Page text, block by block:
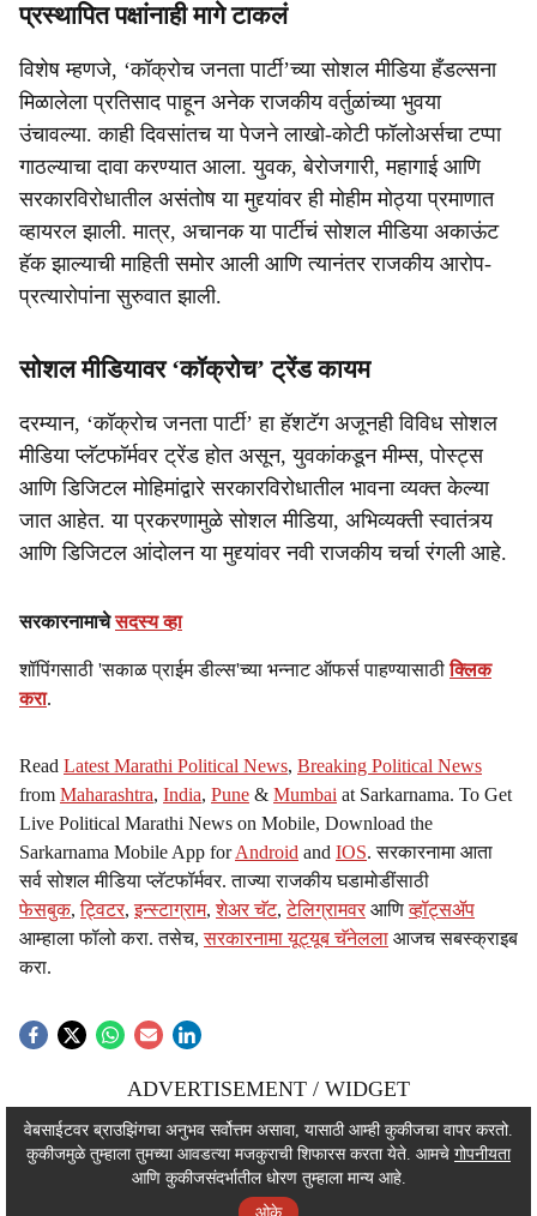
प्रस्थापित पक्षांनाही मागे टाकलं
विशेष म्हणजे, ‘कॉक्रोच जनता पार्टी’च्या सोशल मीडिया हँडल्सना
मिळालेला प्रतिसाद पाहून अनेक राजकीय वर्तुळांच्या भुवया
उंचावल्या. काही दिवसांतच या पेजने लाखो-कोटी फॉलोअर्सचा टप्पा
गाठल्याचा दावा करण्यात आला. युवक, बेरोजगारी, महागाई आणि
सरकारविरोधातील असंतोष या मुद्द्यांवर ही मोहीम मोठ्या प्रमाणात
व्हायरल झाली. मात्र, अचानक या पार्टीचं सोशल मीडिया अकाऊंट
हॅक झाल्याची माहिती समोर आली आणि त्यानंतर राजकीय आरोप-
प्रत्यारोपांना सुरुवात झाली.
सोशल मीडियावर ‘कॉक्रोच’ ट्रेंड कायम
दरम्यान, ‘कॉक्रोच जनता पार्टी’ हा हॅशटॅग अजूनही विविध सोशल
मीडिया प्लॅटफॉर्मवर ट्रेंड होत असून, युवकांकडून मीम्स, पोस्ट्स
आणि डिजिटल मोहिमांद्वारे सरकारविरोधातील भावना व्यक्त केल्या
जात आहेत. या प्रकरणामुळे सोशल मीडिया, अभिव्यक्ती स्वातंत्र्य
आणि डिजिटल आंदोलन या मुद्द्यांवर नवी राजकीय चर्चा रंगली आहे.
सरकारनामाचेसदस्य व्हा
शॉपिंगसाठी 'सकाळ प्राईम डील्स'च्या भन्नाट ऑफर्स पाहण्यासाठीक्लिक
करा.
Read Latest Marathi Political News, Breaking Political News
from Maharashtra, India, Pune & Mumbai at Sarkarnama. To Get
Live Political Marathi News on Mobile, Download the
Sarkarnama Mobile App forAndroid and IOS. सरकारनामा आता
सर्व सोशल मीडिया प्लॅटफॉर्मवर. ताज्या राजकीय घडामोडींसाठी
फेसबुक,ट्विटर,इन्स्टाग्राम,शेअर चॅट,टेलिग्रामवर आणिव्हॉट्सॲप
आम्हाला फॉलो करा. तसेच,सरकारनामा यूट्यूब चॅनेलला आजच सबस्क्राइब
करा.
ADVERTISEMENT / WIDGET
ADVERTISEMENT / WIDGET
ADVERTISEMENT / WIDGET
वेबसाईटवर ब्राउझिंगचा अनुभव सर्वोत्तम असावा, यासाठी आम्ही कुकीजचा वापर करतो.
कुकीजमुळे तुम्हाला तुमच्या आवडत्या मजकुराची शिफारस करता येते. आमचे गोपनीयता
आणि कुकीजसंदर्भातील धोरण तुम्हाला मान्य आहे.